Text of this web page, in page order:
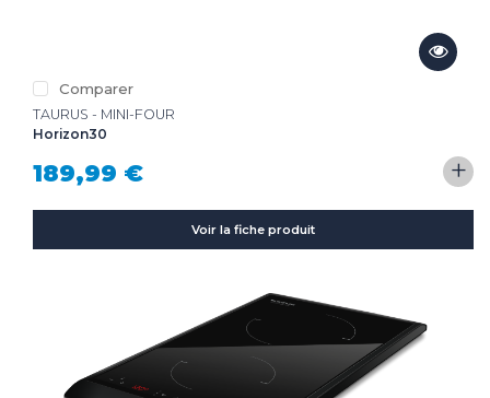
Comparer
TAURUS - MINI-FOUR
Horizon30
189,99 € +
Voir la fiche produit